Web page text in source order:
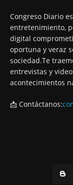
Congreso Diario
entretenimiento,
digital
oportuna y veraz
sociedad.Te
entrevistas y
acontecimientos
📩 Contáctanos: